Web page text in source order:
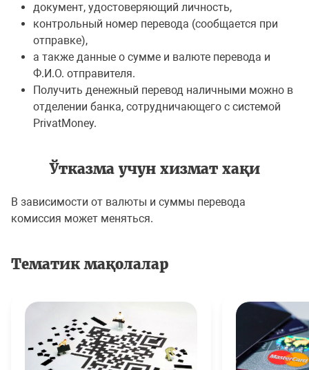
документ, удостоверяющий личность,
контрольный номер перевода (сообщается при
отправке),
а также данные о сумме и валюте перевода и
Ф.И.О. отправителя.
Получить денежный перевод наличными можно в
отделении банка, сотрудничающего с системой
PrivatMoney.
Ўтказма учун хизмат хақи
В зависимости от валюты и суммы перевода
комиссия может меняться.
Тематик мақолалар